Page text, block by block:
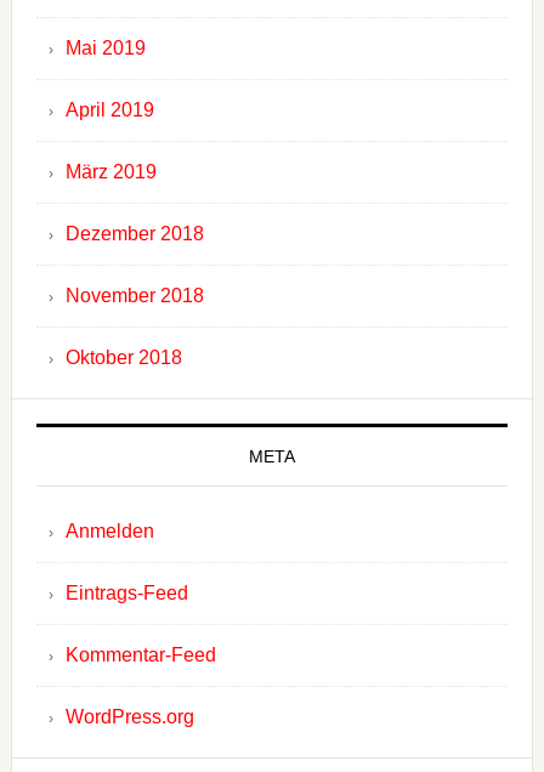
Mai 2019
April 2019
März 2019
Dezember 2018
November 2018
Oktober 2018
META
Anmelden
Eintrags-Feed
Kommentar-Feed
WordPress.org